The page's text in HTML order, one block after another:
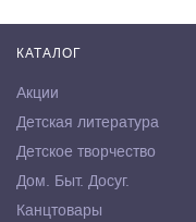
КАТАЛОГ
Акции
Детская литература
Детское творчество
Дом. Быт. Досуг.
Канцтовары